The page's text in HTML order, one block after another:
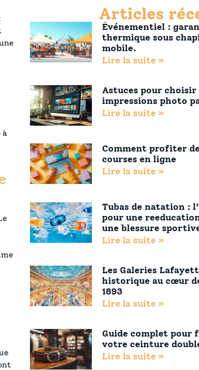
à
Articles
Événementiel :
thermique sous
mobile.
Lire la suite »
Astuces pour choisir
impressions photo
Lire la suite »
Comment profiter
courses en ligne
Lire la suite »
Tubas de natation :
pour une
une blessure
Lire la suite »
Les Galeries
historique au cœur
1893
Lire la suite »
Guide complet pour
votre ceinture
Lire la suite »